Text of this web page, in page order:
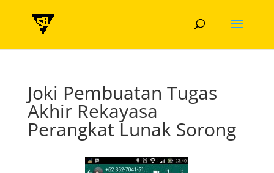
Joki Pembuatan Tugas
Akhir Rekayasa
Perangkat Lunak Sorong